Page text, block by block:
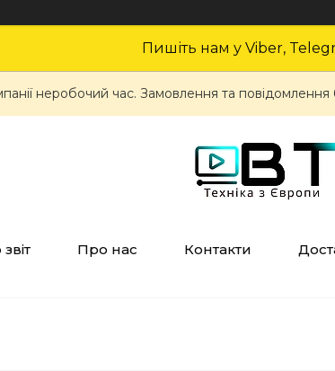
Пишіть нам у Viber,
неробочий час. Замовлення та
Про нас Контакти